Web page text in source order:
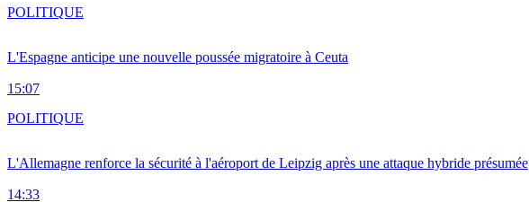
L'Espagne anticipe une nouvelle poussée migratoire à Ceuta
15:07
POLITIQUE
L'Allemagne renforce la sécurité à l'aéroport de Leipzig après une attaque hybride présumée
14:33
POLITIQUE